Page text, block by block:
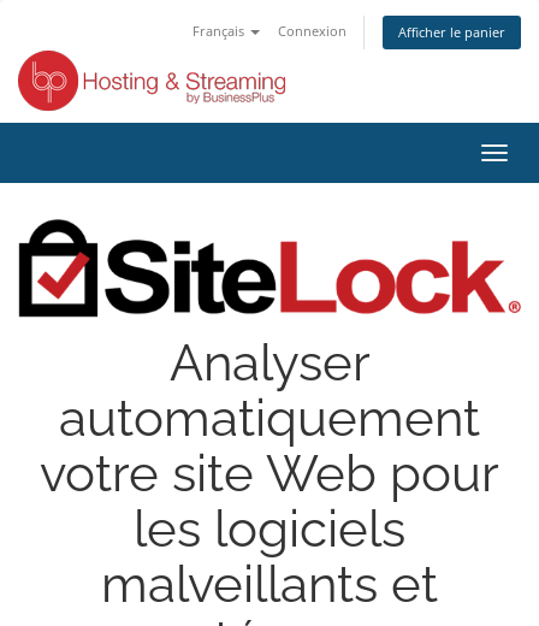
Français Connexion Afficher le panier
la
Analyser
automatiquement
votre site Web pour
les logiciels
malveillants et